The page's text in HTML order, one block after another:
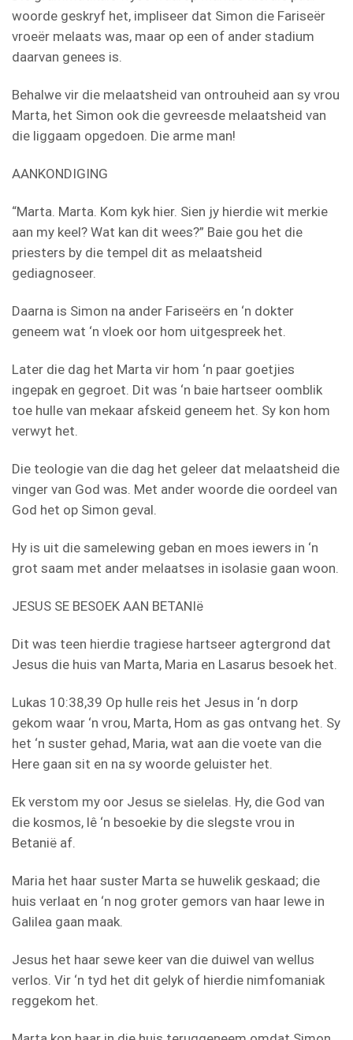
woorde geskryf het, impliseer dat Simon die Fariseër
vroeër melaats was, maar op een of ander stadium
daarvan genees is.
Behalwe vir die melaatsheid van ontrouheid aan sy vrou
Marta, het Simon ook die gevreesde melaatsheid van
die liggaam opgedoen. Die arme man!
AANKONDIGING
“Marta. Marta. Kom kyk hier. Sien jy hierdie wit merkie
aan my keel? Wat kan dit wees?” Baie gou het die
priesters by die tempel dit as melaatsheid
gediagnoseer.
Daarna is Simon na ander Fariseërs en ‘n dokter
geneem wat ‘n vloek oor hom uitgespreek het.
Later die dag het Marta vir hom ‘n paar goetjies
ingepak en gegroet. Dit was ‘n baie hartseer oomblik
toe hulle van mekaar afskeid geneem het. Sy kon hom
verwyt het.
Die teologie van die dag het geleer dat melaatsheid die
vinger van God was. Met ander woorde die oordeel van
God het op Simon geval.
Hy is uit die samelewing geban en moes iewers in ‘n
grot saam met ander melaatses in isolasie gaan woon.
JESUS SE BESOEK AAN BETANIë
Dit was teen hierdie tragiese hartseer agtergrond dat
Jesus die huis van Marta, Maria en Lasarus besoek het.
Lukas 10:38,39 Op hulle reis het Jesus in ‘n dorp
gekom waar ‘n vrou, Marta, Hom as gas ontvang het. Sy
het ‘n suster gehad, Maria, wat aan die voete van die
Here gaan sit en na sy woorde geluister het.
Ek verstom my oor Jesus se sielelas. Hy, die God van
die kosmos, lê ‘n besoekie by die slegste vrou in
Betanië af.
Maria het haar suster Marta se huwelik geskaad; die
huis verlaat en ‘n nog groter gemors van haar lewe in
Galilea gaan maak.
Jesus het haar sewe keer van die duiwel van wellus
verlos. Vir ‘n tyd het dit gelyk of hierdie nimfomaniak
reggekom het.